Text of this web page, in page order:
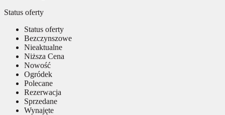
Status oferty
Status oferty
Bezczynszowe
Nieaktualne
Niższa Cena
Nowość
Ogródek
Polecane
Rezerwacja
Sprzedane
Wynajęte